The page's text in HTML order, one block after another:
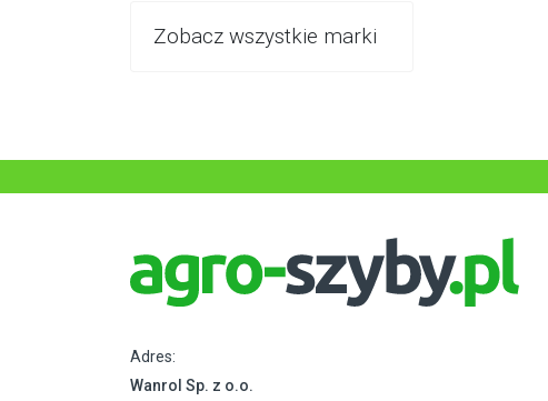
Zobacz wszystkie marki
Adres:
Wanrol Sp. z o.o.